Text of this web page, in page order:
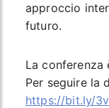
approccio
futuro.
La conferenza
Per seguire la
https://bit.ly/